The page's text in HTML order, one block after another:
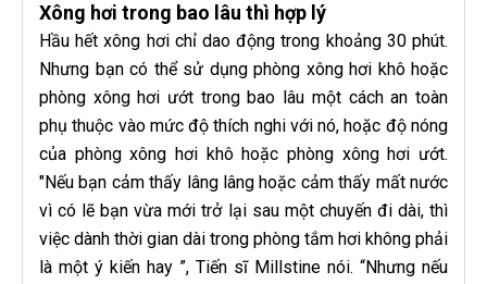
Xông hơi trong bao lâu thì hợp lý
Hầu hết xông hơi chỉ dao động trong khoảng 30 phút.
Nhưng bạn có thể sử dụng phòng xông hơi khô hoặc
phòng xông hơi ướt trong bao lâu một cách an toàn
phụ thuộc vào mức độ thích nghi với nó, hoặc độ nóng
của phòng xông hơi khô hoặc phòng xông hơi ướt.
"Nếu bạn cảm thấy lâng lâng hoặc cảm thấy mất nước
vì có lẽ bạn vừa mới trở lại sau một chuyến đi dài, thì
việc dành thời gian dài trong phòng tắm hơi không phải
là một ý kiến ​​hay ”, Tiến sĩ Millstine nói. “Nhưng nếu